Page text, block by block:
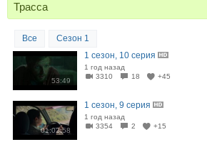
Трасса
Все Сезон 1
53:49
1 сезон, 10 серия
1 год назад
3310
18 +45
01:02:58
1 сезон, 9 серия
1 год назад
3354
2 +15